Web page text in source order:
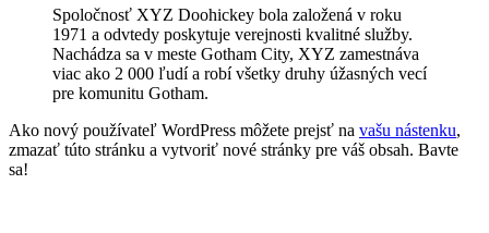
Spoločnosť XYZ Doohickey bola založená v roku
1971 a odvtedy poskytuje verejnosti kvalitné služby.
Nachádza sa v meste Gotham City, XYZ zamestnáva
viac ako 2 000 ľudí a robí všetky druhy úžasných vecí
pre komunitu Gotham.
Ako nový používateľ WordPress môžete prejsť na vašu nástenku,
zmazať túto stránku a vytvoriť nové stránky pre váš obsah. Bavte
sa!